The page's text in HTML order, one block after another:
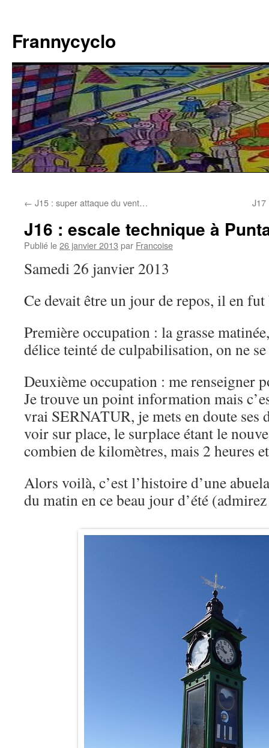
contenu
Frannycyclo
← J15 : super attaque du vent… J17
J16 : escale technique à
Publié le26 janvier 2013 par Francoise
Samedi 26 janvier 2013
Ce devait être un jour de repos, il en
Première occupation : la grasse
délice teinté de culpabilisation, on ne
Deuxième occupation : me renseigner
Je trouve un point information mais
vrai SERNATUR, je mets en doute ses
voir sur place, le surplace étant le
combien de kilomètres, mais 2 heures
Alors voilà, c’est l’histoire d’une
du matin en ce beau jour d’été